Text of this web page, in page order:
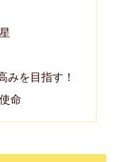
みを目指す！
命